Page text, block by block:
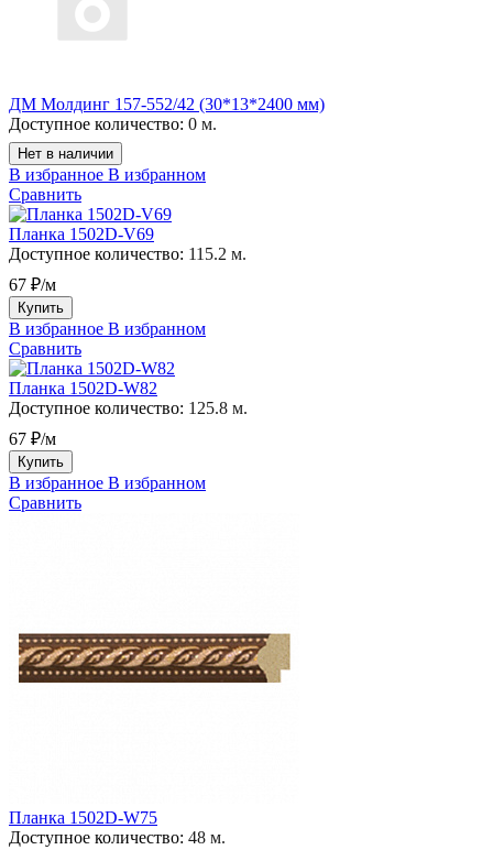
ДМ Молдинг 157-552/42 (30*13*2400 мм)
Доступное количество: 0 м.
Нет в наличии
В избранное В избранном
Сравнить
Планка 1502D-V69
Доступное количество: 115.2 м.
67 ₽/м
Купить
В избранное В избранном
Сравнить
Планка 1502D-W82
Доступное количество: 125.8 м.
67 ₽/м
Купить
В избранное В избранном
Сравнить
Планка 1502D-W75
Доступное количество: 48 м.